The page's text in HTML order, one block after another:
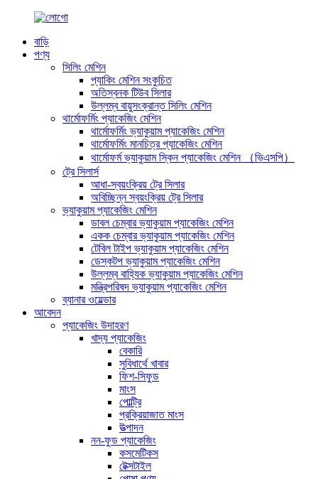
বাড়ি
পণ্য
সিলিং মেশিন
প্যাকিং মেশিন সংকুচিত
অতিস্বনক টিউব সিলার
উল্লম্ব বায়ুসংক্রান্ত সিলিং মেশিন
থার্মোফর্মিং প্যাকেজিং মেশিন
থার্মোফর্মিং ভ্যাকুয়াম প্যাকেজিং মেশিন
থার্মোফর্মিং মানচিত্র প্যাকেজিং মেশিন
থার্মোফর্ম ভ্যাকুয়াম স্কিন প্যাকেজিং মেশিন （ভিএসপি）
ট্রে সিলার্স
আধা-স্বয়ংক্রিয় ট্রে সিলার
অবিচ্ছিন্ন স্বয়ংক্রিয় ট্রে সিলার
ভ্যাকুয়াম প্যাকেজিং মেশিন
ডাবল চেম্বার ভ্যাকুয়াম প্যাকেজিং মেশিন
একক চেম্বার ভ্যাকুয়াম প্যাকেজিং মেশিন
টেবিল টাইপ ভ্যাকুয়াম প্যাকেজিং মেশিন
ডেস্কটপ ভ্যাকুয়াম প্যাকেজিং মেশিন
উল্লম্ব বাহ্যিক ভ্যাকুয়াম প্যাকেজিং মেশিন
মন্ত্রিপরিষদ ভ্যাকুয়াম প্যাকেজিং মেশিন
ব্যানার ওয়েল্ডার
আবেদন
প্যাকেজিং উদাহরণ
খাদ্য প্যাকেজিং
বেকারি
সুবিধার্থে খাবার
ফিশ-সিফুড
মাংস
পোল্ট্রি
প্রক্রিয়াজাত মাংস
উত্পাদন
নন-ফুড প্যাকেজিং
কসমেটিকস
টেক্সটাইল